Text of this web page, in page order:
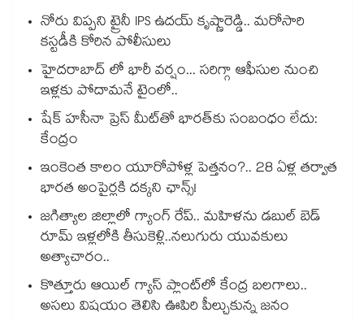
నోరు విప్పని ట్రైనీ IPS ఉదయ్ కృష్ణారెడ్డి.. మరోసారి
కస్టడీకి కోరిన పోలీసులు
హైదరాబాద్ లో భారీ వర్షం... సరిగ్గా ఆఫీసుల నుంచి
ఇళ్లకు పోదామనే టైంలో..
షేక్ హసీనా ప్రెస్ మీట్‎తో భారత్‎కు సంబంధం లేదు:
కేంద్రం
ఇంకెంత కాలం యూరోపోళ్ల పెత్తనం?.. 28 ఏళ్ల తర్వాత
భారత అంపైర్లకి దక్కని ఛాన్స్!
జగిత్యాల జిల్లాలో గ్యాంగ్ రేప్.. మహిళను డబుల్ బెడ్
రూమ్ ఇళ్లలోకి తీసుకెళ్లి..నలుగురు యువకులు
అత్యాచారం..
కొత్తూరు ఆయిల్ గ్యాస్⁪ ప్లాంట్⁫లో కేంద్ర బలగాలు..
అసలు విషయం తెలిసి ఊపిరి పీల్చుకున్న జనం